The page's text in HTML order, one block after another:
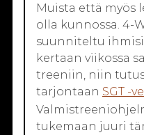
Muista että myös
olla kunnossa. 4-
suunniteltu
kertaan viikossa
treeniin, niin
tarjontaan SGT -
tukemaan juuri